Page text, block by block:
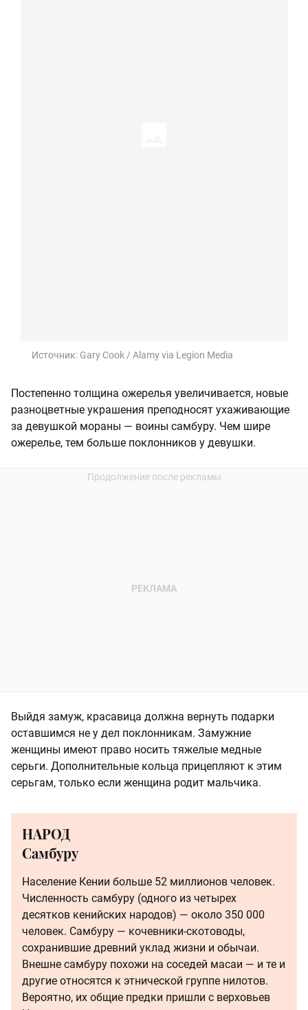
Источник: Gary Cook / Alamy via Legion Media
Постепенно толщина ожерелья увеличивается, новые
разноцветные украшения преподносят ухаживающие
за девушкой мораны — воины самбуру. Чем шире
ожерелье, тем больше поклонников у девушки.
Выйдя замуж, красавица должна вернуть подарки
оставшимся не у дел поклонникам. Замужние
женщины имеют право носить тяжелые медные
серьги. Дополнительные кольца прицепляют к этим
серьгам, только если женщина родит мальчика.
НАРОД
Самбуру
Население Кении больше 52 миллионов человек.
Численность самбуру (одного из четырех
десятков кенийских народов) — около 350 000
человек. Самбуру — кочевники-скотоводы,
сохранившие древний уклад жизни и обычаи.
Внешне самбуру похожи на соседей масаи — и те и
другие относятся к этнической группе нилотов.
Вероятно, их общие предки пришли с верховьев